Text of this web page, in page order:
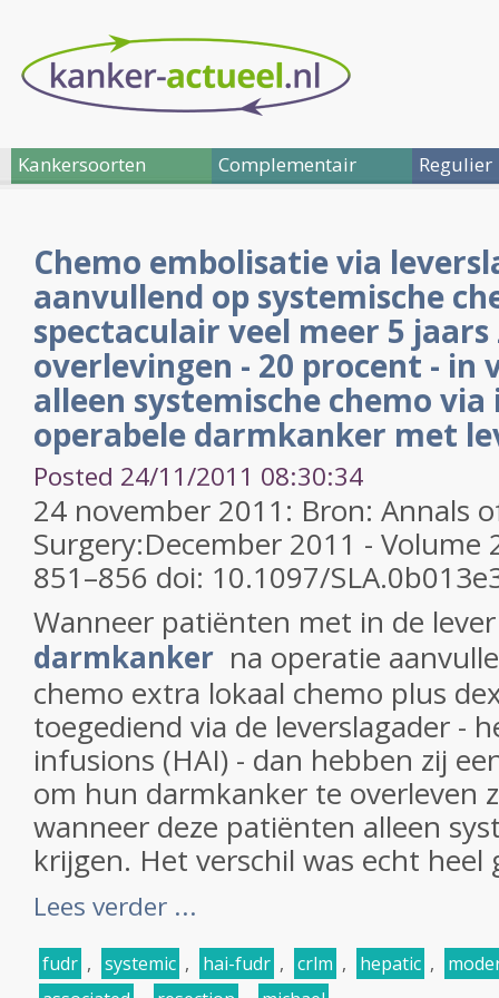
Kankersoorten Complementair Regulier
Chemo embolisatie via
aanvullend op systemische
spectaculair veel meer 5
overlevingen - 20 procent - in
alleen systemische chemo
operabele darmkanker met
Posted 24/11/2011 08:30:34
24 november 2011: Bron: Annals
Surgery:December 2011 - Volume
851–856 doi: 10.1097/
Wanneer patiënten met in de
darmkanker na operatie
chemo extra lokaal chemo plus
toegediend via de leverslagader -
infusions (HAI) - dan hebben zij
om hun darmkanker te overleven
wanneer deze patiënten alleen
krijgen. Het verschil was echt heel
Lees verder ...
fudr , systemic , hai-fudr , crlm , hepatic ,